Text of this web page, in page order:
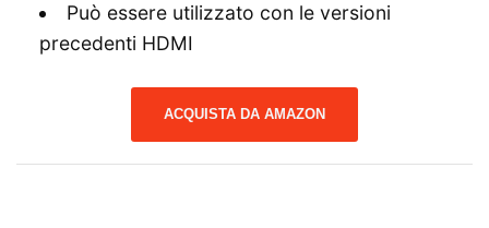
Può essere utilizzato con le versioni
precedenti HDMI
ACQUISTA DA AMAZON